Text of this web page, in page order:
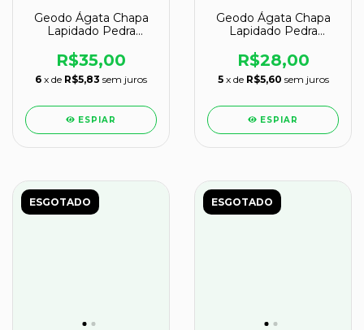
Geodo Ágata Chapa
Lapidado Pedra
R$35,00
6 x de R$5,83 sem juros
ESPIAR
Geodo Ágata Chapa
Lapidado Pedra
R$28,00
5 x de R$5,60 sem juros
ESPIAR
ESGOTADO ESGOTADO